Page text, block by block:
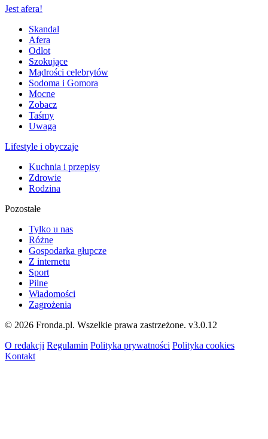
Jest afera!
Skandal
Afera
Odlot
Szokujące
Mądrości celebrytów
Sodoma i Gomora
Mocne
Zobacz
Taśmy
Uwaga
Lifestyle i obyczaje
Kuchnia i przepisy
Zdrowie
Rodzina
Pozostałe
Tylko u nas
Różne
Gospodarka głupcze
Z internetu
Sport
Pilne
Wiadomości
Zagrożenia
© 2026 Fronda.pl. Wszelkie prawa zastrzeżone. v3.0.12
O redakcji Regulamin Polityka prywatności Polityka cookies
Kontakt